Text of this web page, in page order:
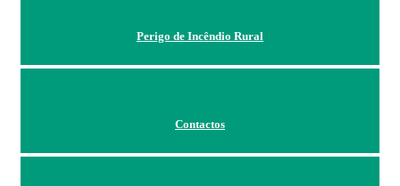
Perigo de Incêndio Rural
Contactos